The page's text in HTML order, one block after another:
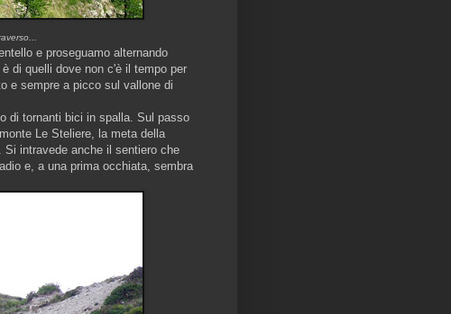
e proseguamo alternando
di quelli dove non c'è il tempo per
e sempre a picco sul vallone di
di tornanti bici in spalla. Sul passo
Le Steliere, la meta della
intravede anche il sentiero che
e, a una prima occhiata, sembra